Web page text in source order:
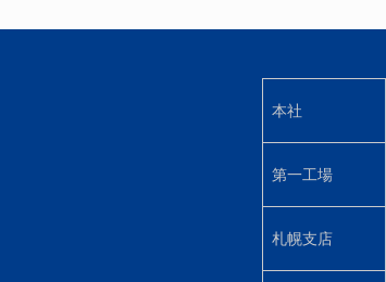
本社
第一工場
札幌支店